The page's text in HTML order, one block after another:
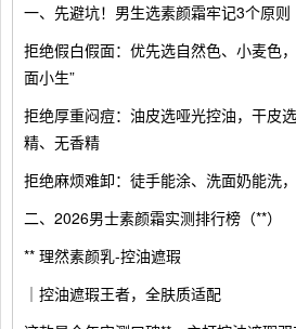
一、先避坑！男生选素颜霜牢记3个原则
拒绝假白假面：优先选自然色、小麦色
面小生”
拒绝厚重闷痘：油皮选哑光控油，干皮
精、无香精
拒绝麻烦难卸：徒手能涂、洗面奶能洗
二、2026男士素颜霜实测排行榜（**）
** 理然素颜乳-控油遮瑕
｜控油遮瑕王者，全肤质适配